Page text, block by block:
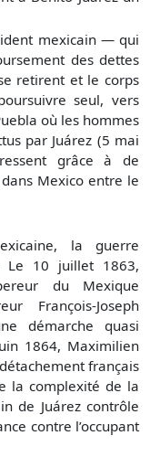
mexicain — qui
des dettes
retirent et le corps
seul, vers
où les hommes
par Juárez (5 mai
grâce à de
Mexico entre le
la guerre
Le 10 juillet 1863,
du Mexique
François-Joseph
démarche quasi
1864, Maximilien
français
la complexité de la
de Juárez contrôle
contre l’occupant